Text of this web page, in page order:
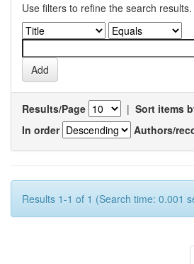
Use filters to refine the search results.
Results/Page | Sort items
In order
Authors/
Results 1-1 of 1 (Search time: 0.001